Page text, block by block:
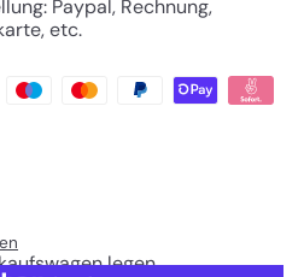
Paypal, Rechnung,
etc.
legen